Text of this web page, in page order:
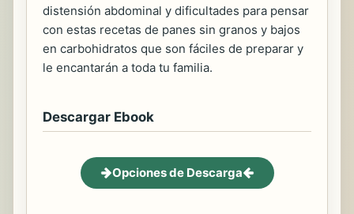
distensión abdominal y dificultades para pensar
con estas recetas de panes sin granos y bajos
en carbohidratos que son fáciles de preparar y
le encantarán a toda tu familia.
Descargar Ebook
Opciones de Descarga